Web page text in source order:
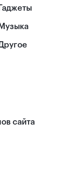
Гаджеты
Музыка
сайта